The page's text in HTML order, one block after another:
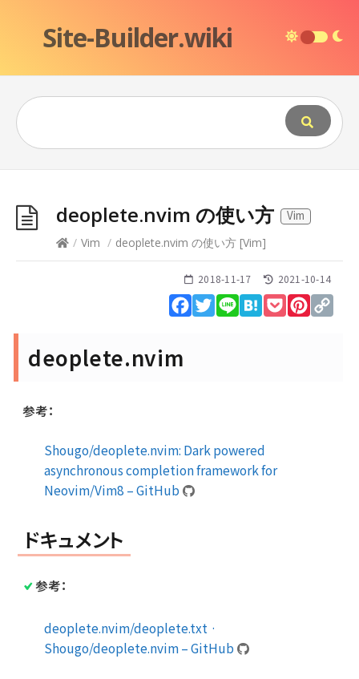
Site-Builder.wiki
deoplete.nvim の使い方
Vim
/ Vim / deoplete.nvim の使い方 [Vim]
2018-11-17 2021-10-14
Facebook
Twitter
Line HatenaPocket
deoplete.nvim
参考：
Shougo/deoplete.nvim: Dark powered
asynchronous completion framework for
Neovim/Vim8 – GitHub
ドキュメント
参考：
deoplete.nvim/deoplete.txt ·
Shougo/deoplete.nvim – GitHub